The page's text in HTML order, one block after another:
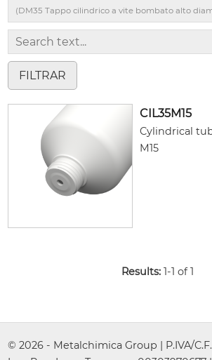
(DM35 Tappo cilindrico a vite bombato alto
CIL35M15
Cylindrical
M15
Results:1-1 of 1
© 2026 - Metalchimica Group | P.IVA/C.F.